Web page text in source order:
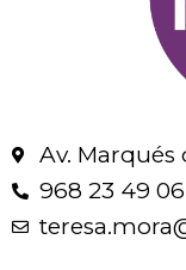
Av. Marqués
968 23 49 06